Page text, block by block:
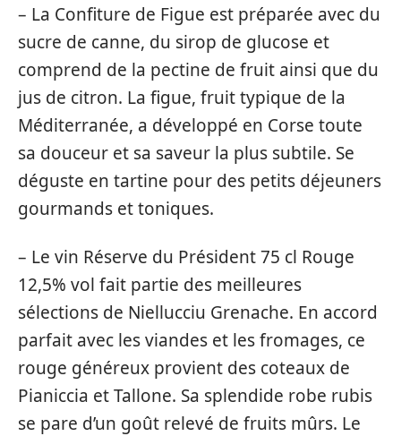
– La Confiture de Figue est préparée avec du
sucre de canne, du sirop de glucose et
comprend de la pectine de fruit ainsi que du
jus de citron. La figue, fruit typique de la
Méditerranée, a développé en Corse toute
sa douceur et sa saveur la plus subtile. Se
déguste en tartine pour des petits déjeuners
gourmands et toniques.
– Le vin Réserve du Président 75 cl Rouge
12,5% vol fait partie des meilleures
sélections de Niellucciu Grenache. En accord
parfait avec les viandes et les fromages, ce
rouge généreux provient des coteaux de
Pianiccia et Tallone. Sa splendide robe rubis
se pare d’un goût relevé de fruits mûrs. Le